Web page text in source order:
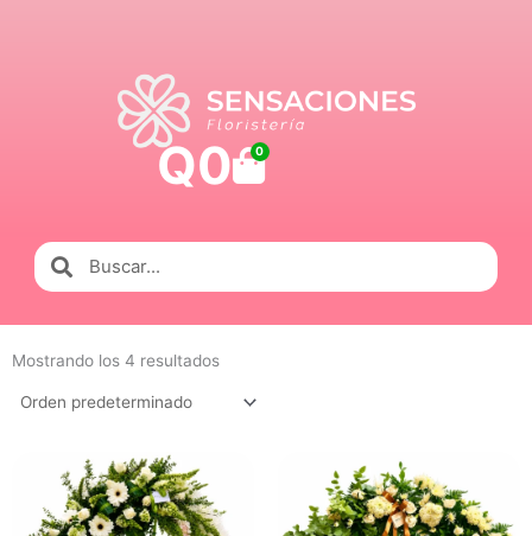
Q0 0
Carrito
Buscar
Mostrando los 4 resultados